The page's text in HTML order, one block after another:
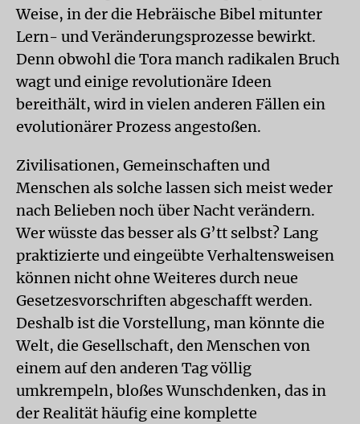
Weise, in der die Hebräische Bibel mitunter
Lern- und Veränderungsprozesse bewirkt.
Denn obwohl die Tora manch radikalen Bruch
wagt und einige revolutionäre Ideen
bereithält, wird in vielen anderen Fällen ein
evolutionärer Prozess angestoßen.
Zivilisationen, Gemeinschaften und
Menschen als solche lassen sich meist weder
nach Belieben noch über Nacht verändern.
Wer wüsste das besser als G’tt selbst? Lang
praktizierte und eingeübte Verhaltensweisen
können nicht ohne Weiteres durch neue
Gesetzesvorschriften abgeschafft werden.
Deshalb ist die Vorstellung, man könnte die
Welt, die Gesellschaft, den Menschen von
einem auf den anderen Tag völlig
umkrempeln, bloßes Wunschdenken, das in
der Realität häufig eine komplette